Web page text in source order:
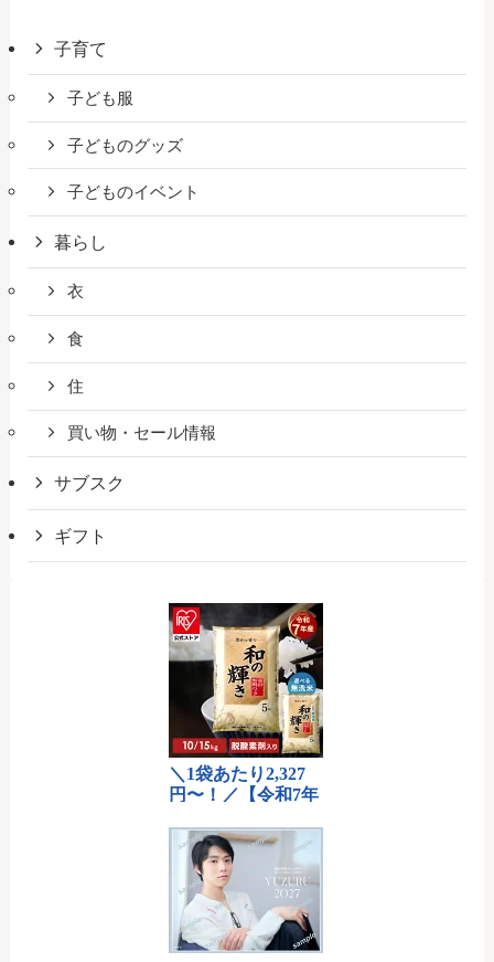
子育て
子ども服
子どものグッズ
子どものイベント
暮らし
衣
食
住
買い物・セール情報
サブスク
ギフト